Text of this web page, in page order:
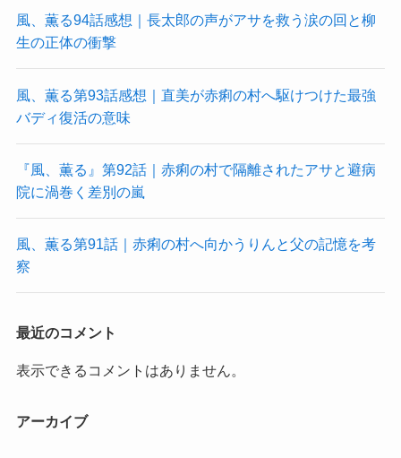
風、薫る94話感想｜長太郎の声がアサを救う涙の回と柳
生の正体の衝撃
風、薫る第93話感想｜直美が赤痢の村へ駆けつけた最強
バディ復活の意味
『風、薫る』第92話｜赤痢の村で隔離されたアサと避病
院に渦巻く差別の嵐
風、薫る第91話｜赤痢の村へ向かうりんと父の記憶を考
察
最近のコメント
表示できるコメントはありません。
アーカイブ